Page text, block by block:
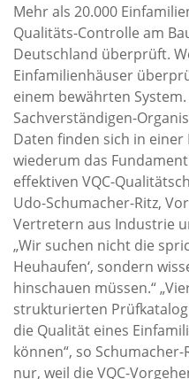
Mehr als 20.000
Qualitäts-Controlle am
Deutschland überprüft.
Einfamilienhäuser
einem bewährten
Sachverständigen-
Daten finden sich in
wiederum das
effektiven VQC-
Udo-Schumacher-Ritz,
Vertretern aus Industrie
„Wir suchen nicht die
Heuhaufen‘, sondern
hinschauen müssen.“
strukturierten
die Qualität eines
können“, so
nur, weil die VQC-